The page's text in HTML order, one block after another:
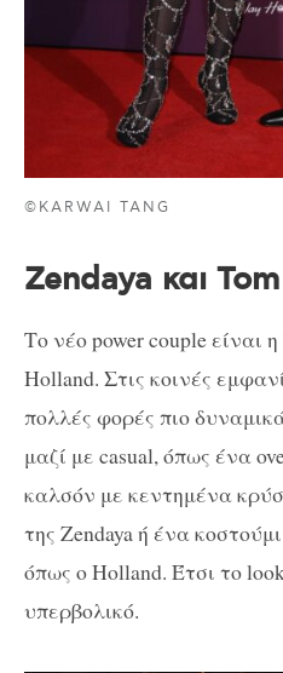
©KARWAI TANG
Zendaya και
Το νέο power couple είναι
Holland. Στις κοινές
πολλές φορές πιο
μαζί με casual, όπως ένα
καλσόν με κεντημένα
της Zendaya ή ένα
όπως ο Holland. Έτσι το
υπερβολικό.